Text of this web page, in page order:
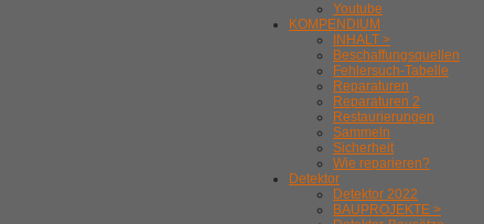
Youtube
KOMPENDIUM
INHALT >
Beschaffungsquellen
Fehlersuch-Tabelle
Reparaturen
Reparaturen 2
Restaurierungen
Sammeln
Sicherheit
Wie reparieren?
Detektor
Detektor 2022
BAUPROJEKTE >